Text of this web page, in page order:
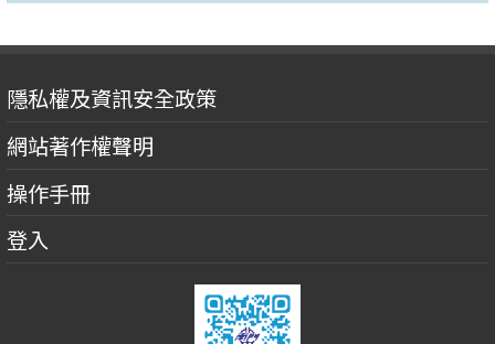
隱私權及資訊安全政策
網站著作權聲明
操作手冊
登入